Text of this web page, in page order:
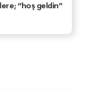
“hoş geldin”